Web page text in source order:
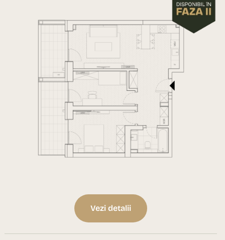
Vezi detalii